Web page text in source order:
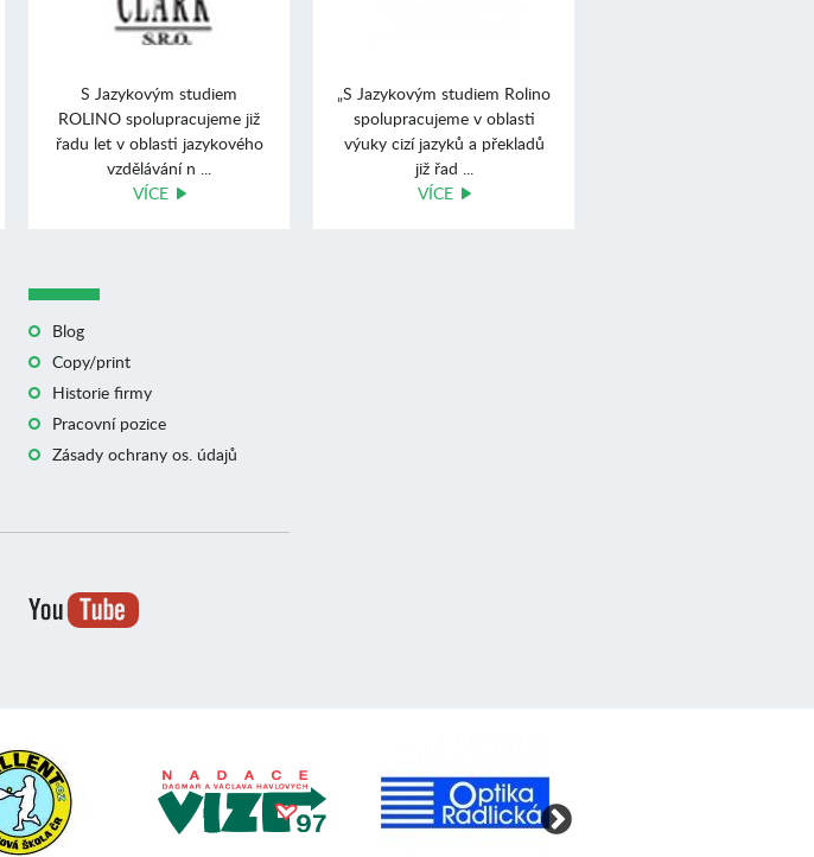
S Jazykovým studiem
ROLINO spolupracujeme již
řadu let v oblasti jazykového
vzdělávání n ...
VÍCE
„S Jazykovým studiem Rolino
spolupracujeme v oblasti
výuky cizí jazyků a překladů
již řad ...
VÍCE
Blog
Copy/print
Historie firmy
Pracovní pozice
Zásady ochrany os. údajů